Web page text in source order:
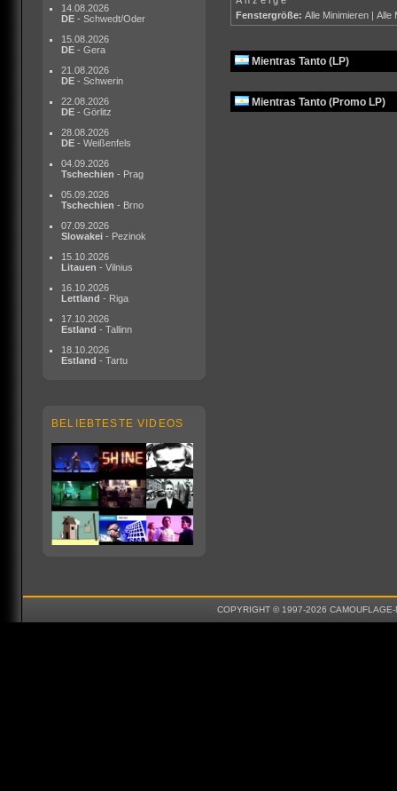
14.08.2026
DE - Schwedt/Oder
15.08.2026
DE - Gera
21.08.2026
DE - Schwerin
22.08.2026
DE - Görlitz
28.08.2026
DE - Weißenfels
04.09.2026
Tschechien - Prag
05.09.2026
Tschechien - Brno
07.09.2026
Slowakei - Pezinok
15.10.2026
Litauen - Vilnius
16.10.2026
Lettland - Riga
17.10.2026
Estland - Tallinn
18.10.2026
Estland - Tartu
BELIEBTESTE VIDEOS
Fenstergröße: Alle Minimieren |Alle
Mientras Tanto (LP)
Mientras Tanto (Promo LP)
COPYRIGHT © 1997-2026 CAMOUFLAGE-